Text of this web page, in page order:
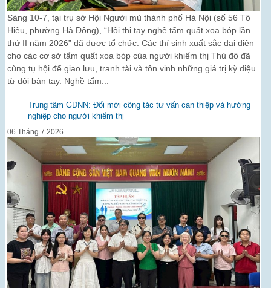
Sáng 10-7, tại trụ sở Hội Người mù thành phố Hà Nội (số 56 Tô
Hiệu, phường Hà Đông), “Hội thi tay nghề tẩm quất xoa bóp lần
thứ II năm 2026” đã được tổ chức. Các thí sinh xuất sắc đại diện
cho các cơ sở tẩm quất xoa bóp của người khiếm thị Thủ đô đã
cùng tụ hội để giao lưu, tranh tài và tôn vinh những giá trị kỳ diệu
từ đôi bàn tay. Nghề tẩm...
Trung tâm GDNN: Đổi mới công tác tư vấn can thiệp và hướng
nghiệp cho người khiếm thị
06 Tháng 7 2026